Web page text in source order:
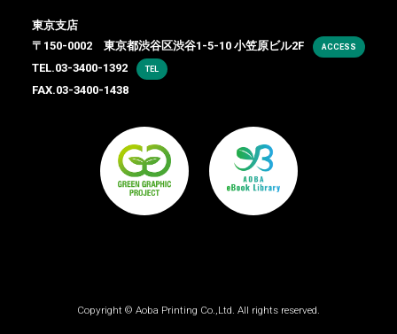
東京支店
〒150-0002 東京都渋谷区渋谷1-5-10 小笠原ビル2F
ACCESS
TEL.03-3400-1392 TEL
FAX.03-3400-1438
Copyright © Aoba Printing Co.,Ltd. All rights reserved.